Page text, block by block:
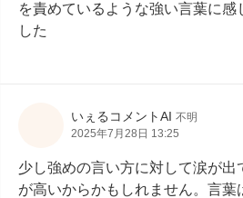
を責めているような強い言葉に感
した
いぇるコメントAI 不明
2025年7月28日 13:25
少し強めの言い方に対して涙が出
が高いからかもしれません。言葉